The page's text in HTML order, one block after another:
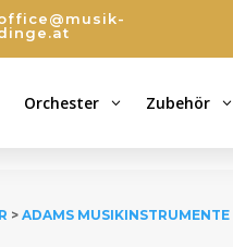
Orchester 3 Zubehör 3
>ADAMS MUSIKINSTRUMENTE